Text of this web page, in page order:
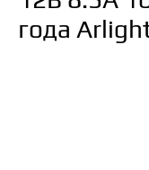
года